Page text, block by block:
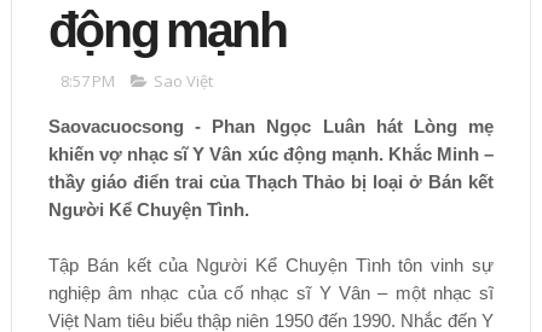
động mạnh
8:57 PM Sao Việt
Saovacuocsong - Phan Ngọc Luân hát Lòng mẹ
khiến vợ nhạc sĩ Y Vân xúc động mạnh. Khắc Minh –
thầy giáo điển trai của Thạch Thảo bị loại ở Bán kết
Người Kể Chuyện Tình.
Tập Bán kết của Người Kể Chuyện Tình tôn vinh sự
nghiệp âm nhạc của cố nhạc sĩ Y Vân – một nhạc sĩ
Việt Nam tiêu biểu thập niên 1950 đến 1990. Nhắc đến Y